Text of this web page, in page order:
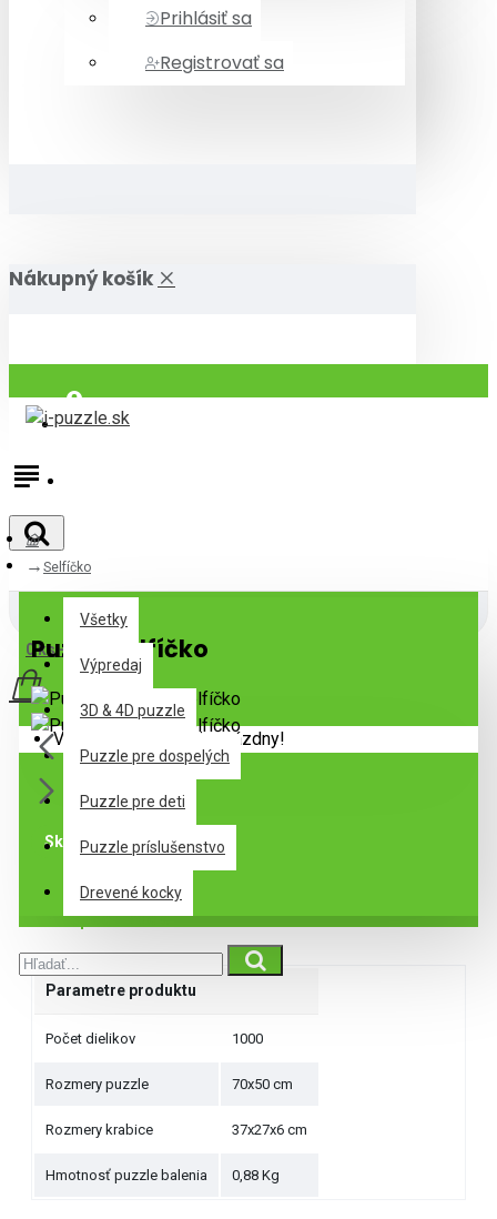
Prihlásiť sa
Registrovať sa
Nákupný košík
Prihlásiť
Všetky
Všetky
Výpredaj
3D & 4D puzzle
Puzzle pre dospelých
Puzzle pre deti
Puzzle príslušenstvo
Drevené kocky
0 ks - 0,00€
Váš nákupný košík je prázdny!
Selfíčko
Puzzle Selfíčko
Skladom
Špecifikácie
Parametre produktu
Počet dielikov 1000
Rozmery puzzle 70x50 cm
Rozmery krabice 37x27x6 cm
Hmotnosť puzzle balenia 0,88 Kg